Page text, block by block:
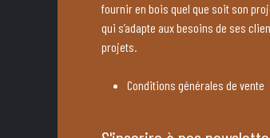
fournir en bois quel que soit son
qui s’adapte aux besoins de ses
projets.
Conditions générales de vente